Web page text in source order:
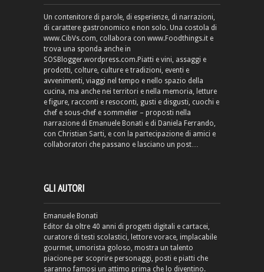
Un contenitore di parole, di esperienze, di narrazioni,
di carattere gastronomico e non solo. Una costola di
www.CibVs.com, collabora con www.Foodthings.it e
trova una sponda anche in
SOSBlogger.wordpress.com.Piatti e vini, assaggi e
prodotti, colture, culture e tradizioni, eventi e
avvenimenti, viaggi nel tempo e nello spazio della
cucina, ma anche nei territori e nella memoria, letture
e figure, racconti e resoconti, gusti e disgusti, cuochi e
chef e sous-chef e sommelier – proposti nella
narrazione di Emanuele Bonati e di Daniela Ferrando,
con Christian Sarti, e con la partecipazione di amici e
collaboratori che passano e lasciano un post…
GLI AUTORI
Emanuele Bonati
Editor da oltre 40 anni di progetti digitali e cartacei,
curatore di testi scolastici, lettore vorace, implacabile
gourmet, umorista goloso, mostra un talento
piacione per scoprire personaggi, posti e piatti che
saranno famosi un attimo prima che lo diventino.